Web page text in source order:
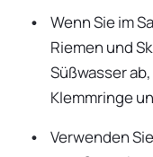
Wenn Sie im
Riemen und
Süßwasser
Klemmringe
Verwenden